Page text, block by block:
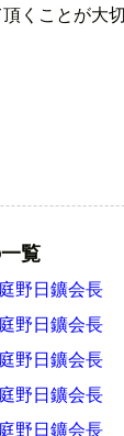
くことが大
覧
野日鑛会長
野日鑛会長
野日鑛会長
野日鑛会長
野日鑛会長